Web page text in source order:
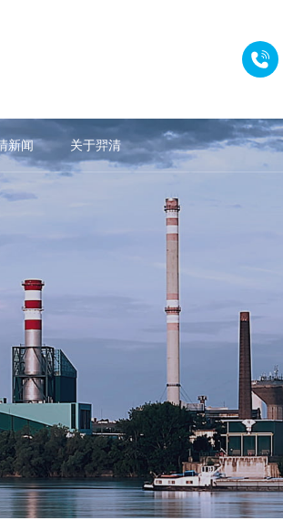
能源VOCs治理
治理 锂电池VOCs治
治理 橡胶塑料VOCs治
治理 氢燃料电池VOCs
治理 医药行业VOCs治
工业污水除臭
废气治理 制药化工污水废气
废气治理 制药化工污水废气
废气治理 养殖饲料厂污水废气
废气治理 农村污水废气治
垃圾站除臭
运站除臭 垃圾处理中心除
运站除臭 垃圾处理中心除
光伏行业
Neo-麦格昆磁
吨稀土永磁块
理项目
塞尔维亚共和国市政（污
工程项目除臭设备采
分公司气田水集
治理项目
浙江省中石化分公司污水
煤化除臭项目
山东省济宁市炜杰化工科
水处理站封闭治理
科技有限公司污
治理项目
河北省唐山市天顺煤焦化
248万吨/年钢焦一体焦化
迪前处理电泳涂
处理系统项目
福建省宁德市宁德时代基
理项目
循环科技有限公
供货及安装项目
江苏省淮安市江苏格润新
检测线环保设备设施整
子有限公司厂房
治理项目
新增废气收集设
项目
有限公司污水站
目
湖南省衡阳市建滔实业有
除臭项目
污水池除臭项目
浙江省台州市海正药业污
处理项目
料科技有限公司
目
江苏省苏州市群光电能科
箱供货及安装项
水处理厂站废气
目
湖北省咸宁市红牛维他命
臭处理项目
贝尔漆油除臭项
上海市崇明区荣豪建筑安
司废气处理项目
院污水站设备采
程项目
广东省广州市恒瑞医药有
理工程除臭项目
业除臭废气处理
目
验室及喷漆车间
项目
浙江省杭州市中船重工
室废气处理项目
圾站除臭一体机
备
湖南省长沙市好家园垃圾
米光催除臭设备
同
北京市地下隔油间除臭-立
新风设备
污水处理厂除臭
目
新疆克拉玛依市石化工业
项目
列 生物除臭系列
塔 VOCs一体化处理
+RCO RCO蓄热式催化
设备 喷雾除臭设备
剂 吸附剂
新闻
媒体报道
保助力半导体领
造新标杆
羿案例 | 邦普循环锂电池
项目
源废气治理项目
收
羿清环保获得防爆电气设
修、维护技术培训
客户认可！项目
成达表彰授奖
文化故事 | 安吉溯溪之旅
而上笃行不怠
国创翼”创业创新
佳绩！
易沃联创商学院
学组织蜕变》培训
！
羿品牌 | 立足人才强企，
平，打造高绩效管理团队
大学正式启航！
物滤池
光催化氧化与生物除臭法
较
关于羿清
企业
现场 羿清优势 关联设备